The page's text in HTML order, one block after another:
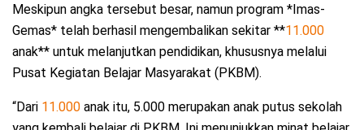
Meskipun angka tersebut besar, namun program *Imas-
Gemas* telah berhasil mengembalikan sekitar **11.000
anak** untuk melanjutkan pendidikan, khususnya melalui
Pusat Kegiatan Belajar Masyarakat (PKBM).
“Dari 11.000 anak itu, 5.000 merupakan anak putus sekolah